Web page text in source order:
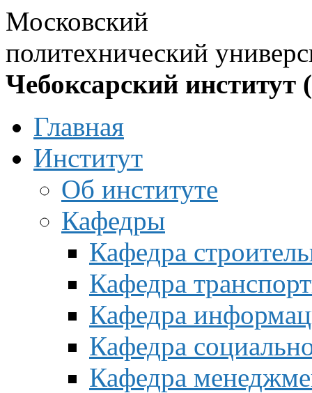
Московский
политехнический
Чебоксарский институт
Главная
Институт
Об институте
Кафедры
Кафедра
Кафедра
Кафедра
Кафедра
Кафедра